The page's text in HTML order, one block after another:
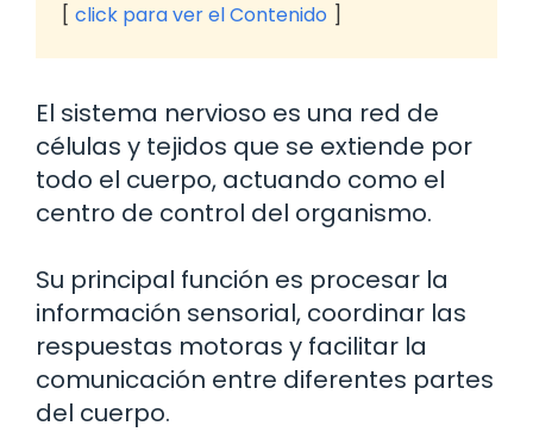
click para ver el Contenido
El sistema nervioso es una red de
células y tejidos que se extiende por
todo el cuerpo, actuando como el
centro de control del organismo.
Su principal función es procesar la
información sensorial, coordinar las
respuestas motoras y facilitar la
comunicación entre diferentes partes
del cuerpo.